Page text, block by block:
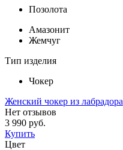
Позолота
Амазонит
Жемчуг
Тип изделия
Чокер
Женский чокер из лабрадора
Нет отзывов
3 990 руб.
Купить
Цвет